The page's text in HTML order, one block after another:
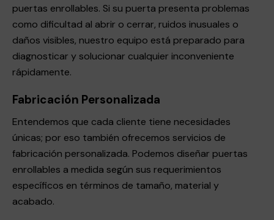
puertas enrollables. Si su puerta presenta problemas
como dificultad al abrir o cerrar, ruidos inusuales o
daños visibles, nuestro equipo está preparado para
diagnosticar y solucionar cualquier inconveniente
rápidamente.
Fabricación Personalizada
Entendemos que cada cliente tiene necesidades
únicas; por eso también ofrecemos servicios de
fabricación personalizada. Podemos diseñar puertas
enrollables a medida según sus requerimientos
específicos en términos de tamaño, material y
acabado.